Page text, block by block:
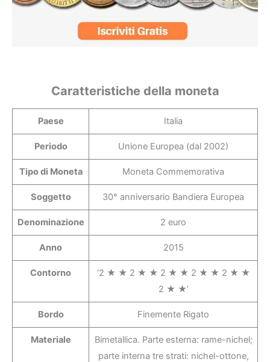
Caratteristiche della moneta
Paese Italia
Periodo Unione Europea (dal 2002)
Tipo di Moneta Moneta Commemorativa
Soggetto 30° anniversario Bandiera Europea
Denominazione 2 euro
Anno 2015
Contorno
‘2 ★ ★ 2 ★ ★ 2 ★ ★ 2 ★ ★ 2 ★ ★
2 ★ ★’
Bordo Finemente Rigato
Materiale
Bimetallica. Parte esterna: rame-nichel;
parte interna tre strati: nichel-ottone,